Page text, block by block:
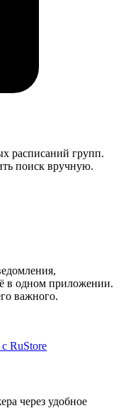
расписаний групп.
поиск вручную.
в одном приложении.
важного.
через удобное